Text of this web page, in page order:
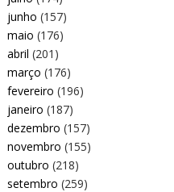
junho (157)
maio (176)
abril (201)
março (176)
fevereiro (196)
janeiro (187)
dezembro (157)
novembro (155)
outubro (218)
setembro (259)